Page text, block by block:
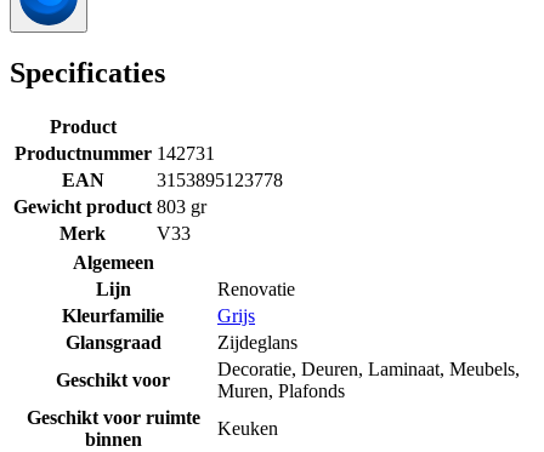
Specificaties
Product
Productnummer 142731
EAN
3153895123778
Gewicht product 803 gr
Merk
V33
Algemeen
Lijn
Renovatie
Kleurfamilie
Grijs
Glansgraad
Zijdeglans
Geschikt voor
Decoratie, Deuren, Laminaat, Meubels,
Muren, Plafonds
Geschikt voor ruimte
binnen
Keuken